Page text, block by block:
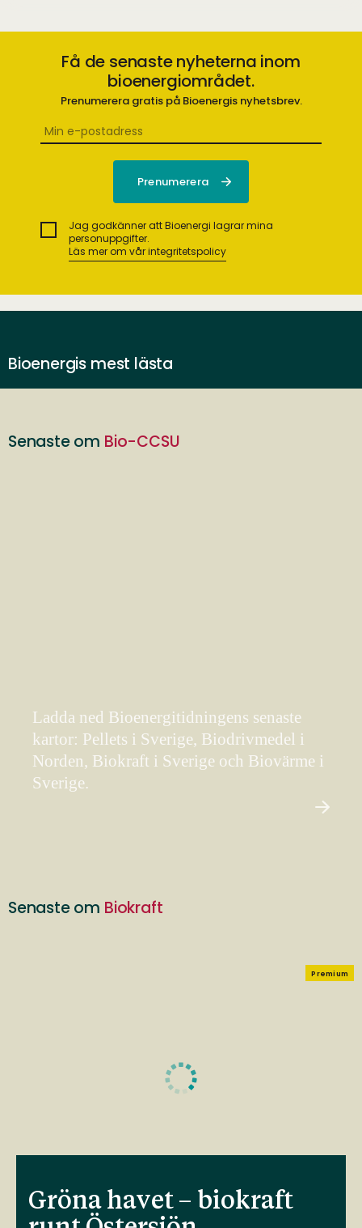
Få de senaste nyheterna inom
bioenergiområdet.
Prenumerera gratis på Bioenergis nyhetsbrev.
Jag godkänner att Bioenergi lagrar mina
personuppgifter.
Läs mer om vår integritetspolicy
Bioenergis mest lästa
Senaste om Bio-CCSU
Ladda ned Bioenergitidningens senaste
kartor: Pellets i Sverige, Biodrivmedel i
Norden, Biokraft i Sverige och Biovärme i
Sverige.
Senaste om Biokraft
Premium
Gröna havet – biokraft